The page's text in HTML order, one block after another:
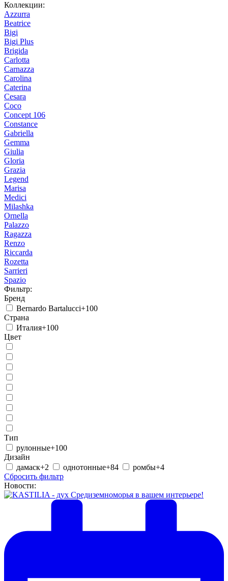
Коллекции:
Azzurra
Beatrice
Bigi
Bigi Plus
Brigida
Carlotta
Carnazza
Carolina
Caterina
Cesara
Coco
Concept 106
Constance
Gabriella
Gemma
Giulia
Gloria
Grazia
Legend
Marisa
Medici
Milashka
Ornella
Palazzo
Ragazza
Renzo
Riccarda
Rozetta
Sarrieri
Spazio
Фильтр:
Бренд
Bernardo Bartalucci+100
Страна
Италия+100
Цвет
Тип
рулонные+100
Дизайн
дамаск+2 однотонные+84 ромбы+4
Сбросить фильтр
Новости: